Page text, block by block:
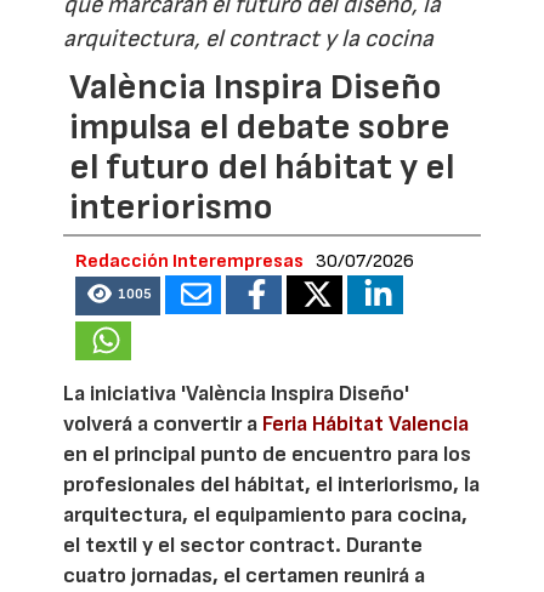
arquitectura, el contract y la cocina
València Inspira Diseño
impulsa el debate sobre
el futuro del hábitat y el
interiorismo
Redacción Interempresas 30/07/2026
1005
La iniciativa 'València Inspira Diseño'
volverá a convertir a Feria Hábitat Valencia
en el principal punto de encuentro para los
profesionales del hábitat, el interiorismo, la
arquitectura, el equipamiento para cocina,
el textil y el sector contract. Durante
cuatro jornadas, el certamen reunirá a